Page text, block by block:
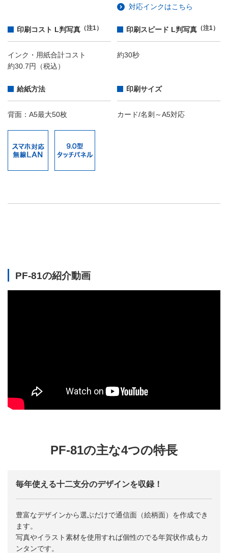
対応インクはこちら
印刷コスト L判写真 （注1）
インク・用紙合計コスト
約30.7円（税込）
印刷スピード L判写真 （注1）
約30秒
給紙方法
背面：A5最大50枚
印刷サイズ
カード/名刺～A5対応
PF-81の紹介動画
PF-81の主な4つの特長
毎年使える十二支分のデザインを収録！
豊富なデザインから選ぶだけで通信面（絵柄面）を作成でき
ます。
写真やイラスト素材を使用すれば個性のでる年賀状作成もカ
ンタンです。